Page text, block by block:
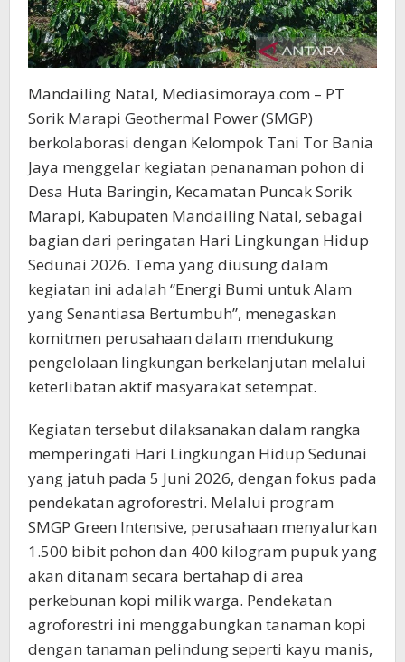
Mandailing Natal, Mediasimoraya.com – PT
Sorik Marapi Geothermal Power (SMGP)
berkolaborasi dengan Kelompok Tani Tor Bania
Jaya menggelar kegiatan penanaman pohon di
Desa Huta Baringin, Kecamatan Puncak Sorik
Marapi, Kabupaten Mandailing Natal, sebagai
bagian dari peringatan Hari Lingkungan Hidup
Sedunai 2026. Tema yang diusung dalam
kegiatan ini adalah “Energi Bumi untuk Alam
yang Senantiasa Bertumbuh”, menegaskan
komitmen perusahaan dalam mendukung
pengelolaan lingkungan berkelanjutan melalui
keterlibatan aktif masyarakat setempat.
Kegiatan tersebut dilaksanakan dalam rangka
memperingati Hari Lingkungan Hidup Sedunai
yang jatuh pada 5 Juni 2026, dengan fokus pada
pendekatan agroforestri. Melalui program
SMGP Green Intensive, perusahaan menyalurkan
1.500 bibit pohon dan 400 kilogram pupuk yang
akan ditanam secara bertahap di area
perkebunan kopi milik warga. Pendekatan
agroforestri ini menggabungkan tanaman kopi
dengan tanaman pelindung seperti kayu manis,